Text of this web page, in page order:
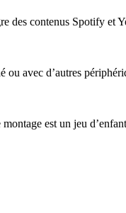
contenus Spotify et
avec d’autres
est un jeu